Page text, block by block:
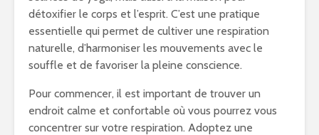
détoxifier le corps et l’esprit. C’est une pratique
essentielle qui permet de cultiver une respiration
naturelle, d’harmoniser les mouvements avec le
souffle et de favoriser la pleine conscience.
Pour commencer, il est important de trouver un
endroit calme et confortable où vous pourrez vous
concentrer sur votre respiration. Adoptez une